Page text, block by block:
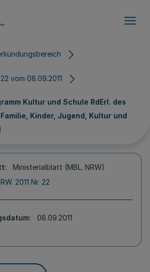
vom 08.09.2011
Kultur und Schule RdErl. des
Kinder, Jugend, Kultur und
Ministerialblatt (MBL. NRW)
2011 Nr. 22
08.09.2011